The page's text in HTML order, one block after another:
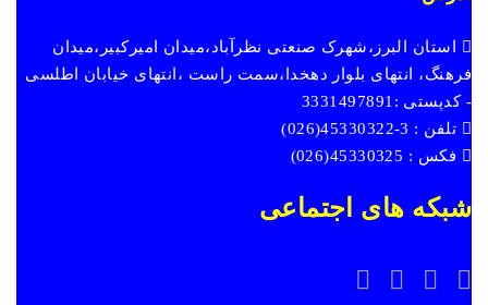
استان البرز،شهرک صنعتی نظرآباد،میدان امیرکبیر،میدان
فرهنگ، انتهای بلوار دهخدا،سمت راست ،انتهای خیابان اطلسی
- کدپستی :3331497891
تلفن : 3-45330322(026)
فکس : 45330325(026)
شبکه های اجتماعی